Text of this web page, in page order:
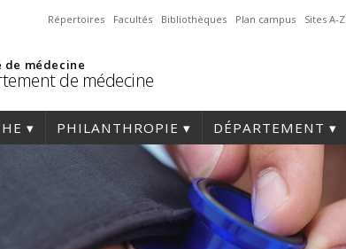
Répertoires Facultés Bibliothèques Plan campus Sites A-Z
de médecine
de médecine
PHILANTHROPIE DÉPARTEMENT